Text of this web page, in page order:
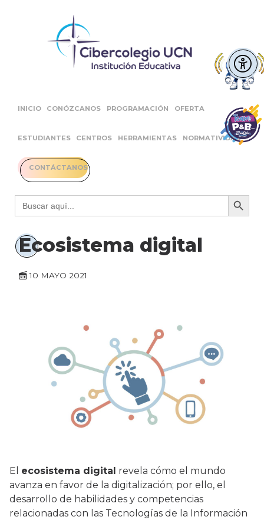
INICIO CONÓZCANOS PROGRAMACIÓN OFERTA
ESTUDIANTES CENTROS HERRAMIENTAS NORMATIVIDAD
CONTÁCTANOS
Buscar: Botón
Ecosistema digital
10 MAYO 2021
El ecosistema digital revela cómo el mundo
avanza en favor de la digitalización; por ello, el
desarrollo de habilidades y competencias
relacionadas con las Tecnologías de la Información